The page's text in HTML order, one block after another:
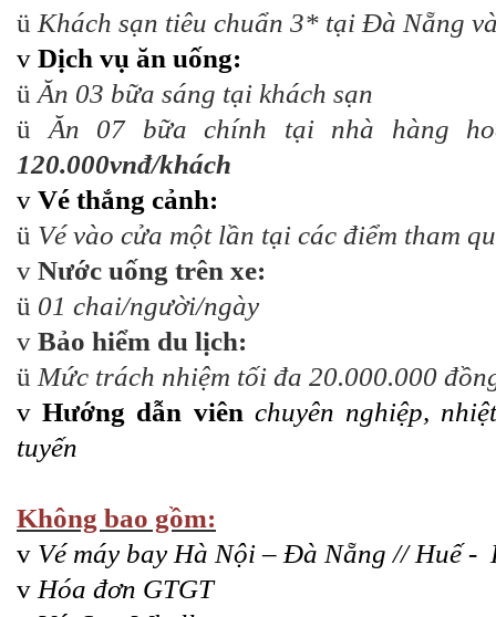
ü Khách sạn tiêu chuẩn 3* tại Đà Nẵng
v Dịch vụ ăn uống:
ü Ăn 03 bữa sáng tại khách sạn
ü Ăn 07 bữa chính tại nhà hàng
120.000vnđ/khách
v Vé thắng cảnh:
ü Vé vào cửa một lần tại các điểm tham
v Nước uống trên xe:
ü 01 chai/người/ngày
v Bảo hiểm du lịch:
ü Mức trách nhiệm tối đa 20.000.000
vHướng dẫn viên chuyên nghiệp,
tuyến
Không bao gồm:
v Vé máy bay Hà Nội – Đà Nẵng // Huế -
v Hóa đơn GTGT